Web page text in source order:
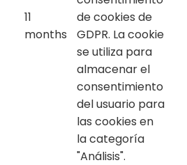
11
months
de cookies de
GDPR. La cookie
se utiliza para
almacenar el
consentimiento
del usuario para
las cookies en
la categoría
"Análisis".